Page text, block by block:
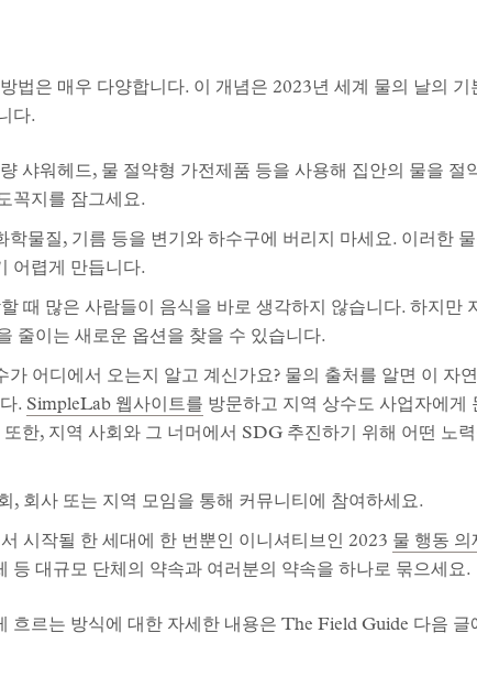
법은 매우 다양합니다. 이 개념은 2023년 세계 물의 날의 기
다.
샤워헤드, 물 절약형 가전제품 등을 사용해 집안의 물을 절
꼭지를 잠그세요.
학물질, 기름 등을 변기와 하수구에 버리지 마세요. 이러한
어렵게 만듭니다.
때 많은 사람들이 음식을 바로 생각하지 않습니다. 하지만
줄이는 새로운 옵션을 찾을 수 있습니다.
가 어디에서 오는지 알고 계신가요? 물의 출처를 알면 이 자
. SimpleLab 웹사이트를 방문하고 지역 상수도 사업자에게
한, 지역 사회와 그 너머에서 SDG 추진하기 위해 어떤 노
, 회사 또는 지역 모임을 통해 커뮤니티에 참여하세요.
시작될 한 세대에 한 번뿐인 이니셔티브인 2023 물 행동 의
등 대규모 단체의 약속과 여러분의 약속을 하나로 묶으세요.
흐르는 방식에 대한 자세한 내용은 The Field Guide 다음 글